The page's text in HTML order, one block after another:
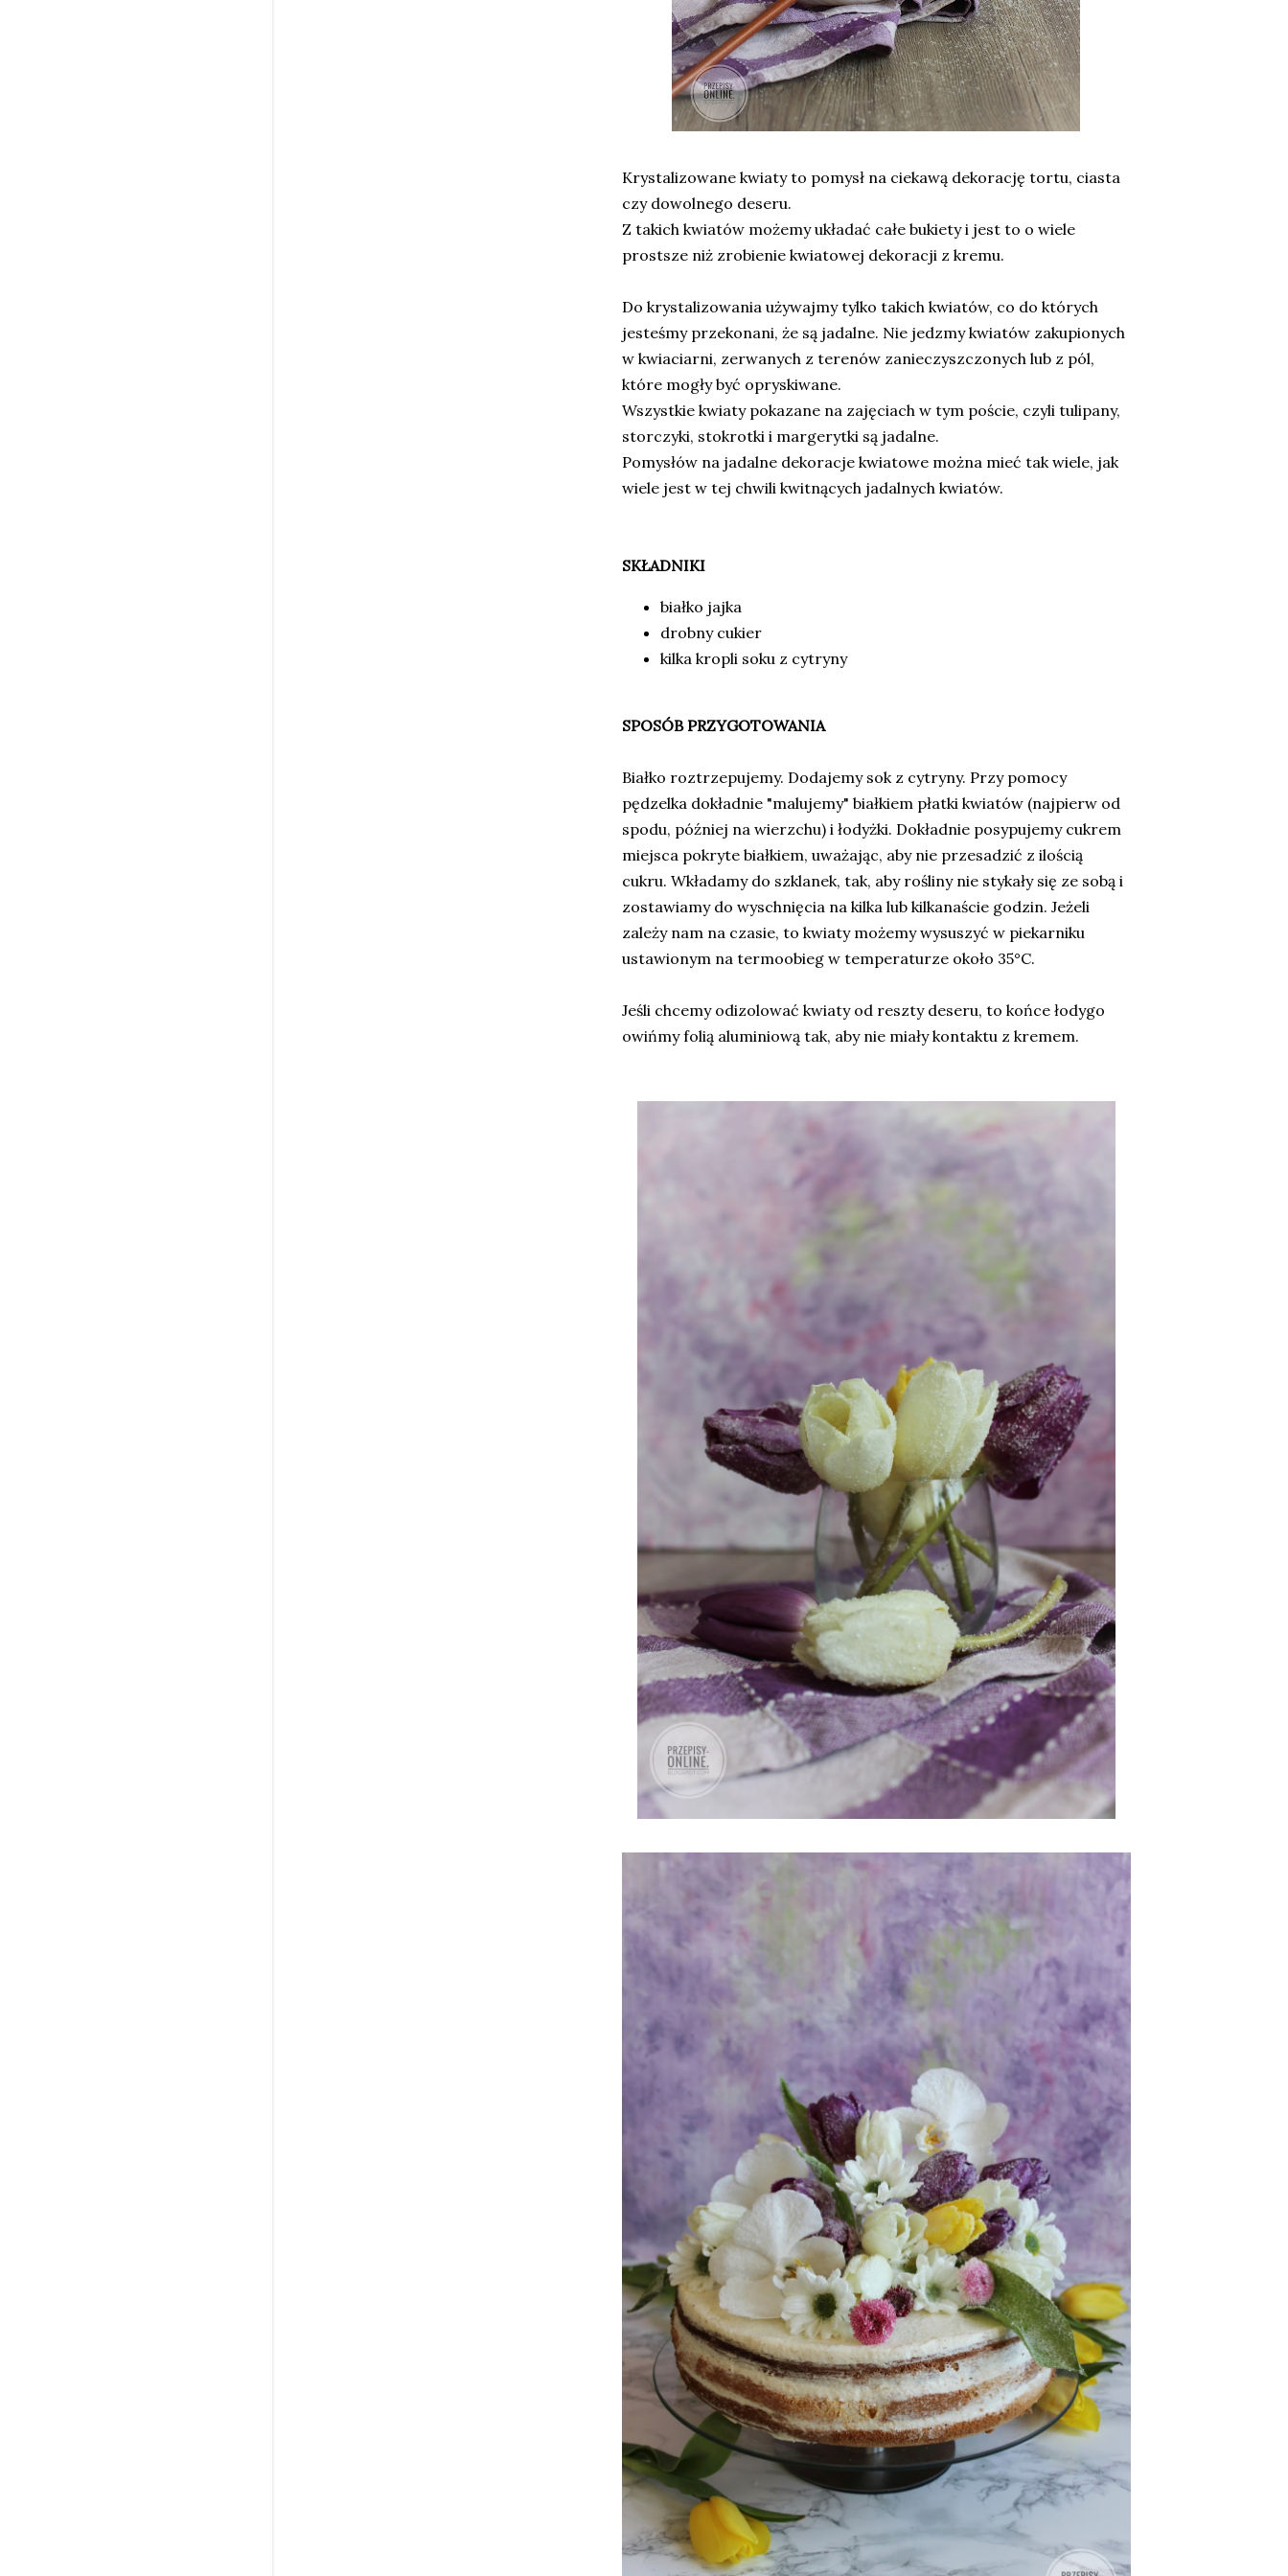
Krystalizowane kwiaty to pomysł na ciekawą dekorację tortu, ciasta
czy dowolnego deseru.
Z takich kwiatów możemy układać całe bukiety i jest to o wiele
prostsze niż zrobienie kwiatowej dekoracji z kremu.
Do krystalizowania używajmy tylko takich kwiatów, co do których
jesteśmy przekonani, że są jadalne. Nie jedzmy kwiatów zakupionych
w kwiaciarni, zerwanych z terenów zanieczyszczonych lub z pól,
które mogły być opryskiwane.
Wszystkie kwiaty pokazane na zajęciach w tym poście, czyli tulipany,
storczyki, stokrotki i margerytki są jadalne.
Pomysłów na jadalne dekoracje kwiatowe można mieć tak wiele, jak
wiele jest w tej chwili kwitnących jadalnych kwiatów.
SKŁADNIKI
białko jajka
drobny cukier
kilka kropli soku z cytryny
SPOSÓB PRZYGOTOWANIA
Białko roztrzepujemy. Dodajemy sok z cytryny. Przy pomocy
pędzelka dokładnie "malujemy" białkiem płatki kwiatów (najpierw od
spodu, później na wierzchu) i łodyżki. Dokładnie posypujemy cukrem
miejsca pokryte białkiem, uważając, aby nie przesadzić z ilością
cukru. Wkładamy do szklanek, tak, aby rośliny nie stykały się ze sobą i
zostawiamy do wyschnięcia na kilka lub kilkanaście godzin. Jeżeli
zależy nam na czasie, to kwiaty możemy wysuszyć w piekarniku
ustawionym na termoobieg w temperaturze około 35°C.
Jeśli chcemy odizolować kwiaty od reszty deseru, to końce łodygo
owińmy folią aluminiową tak, aby nie miały kontaktu z kremem.